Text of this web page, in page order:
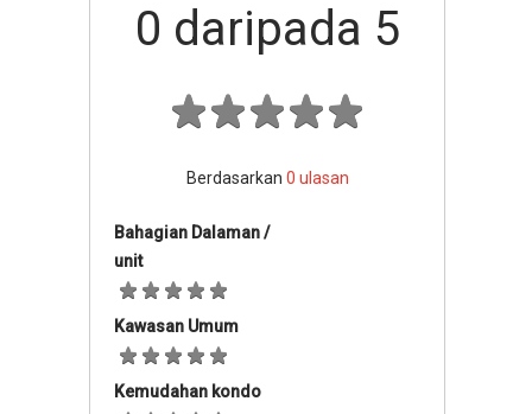
0 daripada 5
Berdasarkan 0 ulasan
Bahagian Dalaman /
unit
Kawasan Umum
Kemudahan kondo